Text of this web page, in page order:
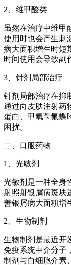
2、维甲酸类
虽然在治疗中维甲
使用时也会产生刺
病大面积增生时短
时间使用会导致副
3、针剂局部治疗
针剂局部治疗在抑
通过向皮肤注射药
蛋白、甲氧苄氟蝶
困扰。
二、口服药物
1、光敏剂
光敏剂是一种全身
射照射银屑病斑块
善银屑病大面积增
2、生物制剂
生物制剂是最近开
免疫系统中介分子
制剂与白细胞介素